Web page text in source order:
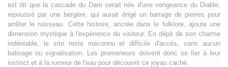
est dit que la cascade du Daro serait née d'une vengeance du Diable,
repoussé par une bergère, qui aurait érigé un barrage de pierres pour
arrêter le ruisseau. Cette histoire, ancrée dans le folklore, ajoute une
dimension mystique à l'expérience du visiteur. En dépit de son charme
indéniable, le site reste méconnu et difficile d'accès, sans aucun
balisage ou signalisation. Les promeneurs doivent donc se fier à leur
instinct et à la rumeur de l'eau pour découvrir ce joyau caché.